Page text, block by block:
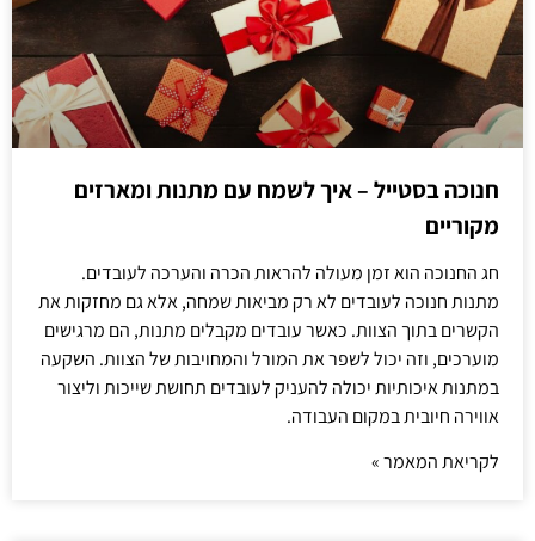
חנוכה בסטייל – איך לשמח עם מתנות ומארזים
מקוריים
חג החנוכה הוא זמן מעולה להראות הכרה והערכה לעובדים.
מתנות חנוכה לעובדים לא רק מביאות שמחה, אלא גם מחזקות את
הקשרים בתוך הצוות. כאשר עובדים מקבלים מתנות, הם מרגישים
מוערכים, וזה יכול לשפר את המורל והמחויבות של הצוות. השקעה
במתנות איכותיות יכולה להעניק לעובדים תחושת שייכות וליצור
אווירה חיובית במקום העבודה.
לקריאת המאמר »